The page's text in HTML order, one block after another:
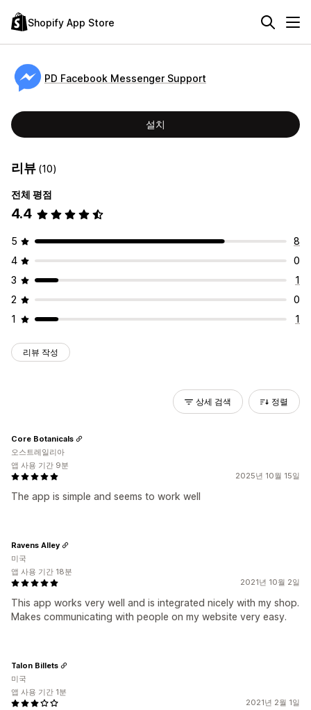
Shopify App Store
PD Facebook Messenger Support
설치
리뷰 (10)
전체 평점
4.4
5
8
4
0
3
1
2
0
1
1
리뷰 작성
상세 검색 정렬
2025년 10월 15일
The app is simple and seems to work well
Core Botanicals
오스트레일리아
앱 사용 기간 9분
2021년 10월 2일
This app works very well and is integrated nicely with my shop.
Makes communicating with people on my website very easy.
Ravens Alley
미국
앱 사용 기간 18분
2021년 2월 1일
Talon Billets
미국
앱 사용 기간 1분